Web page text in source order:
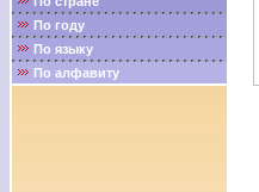
По году
По языку
По алфавиту